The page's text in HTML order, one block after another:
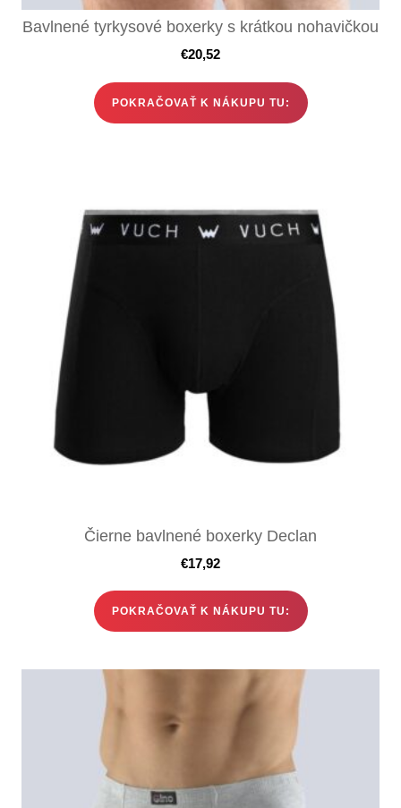
Bavlnené tyrkysové boxerky s krátkou nohavičkou
€20,52
POKRAČOVAŤ K NÁKUPU TU:
Čierne bavlnené boxerky Declan
€17,92
POKRAČOVAŤ K NÁKUPU TU: